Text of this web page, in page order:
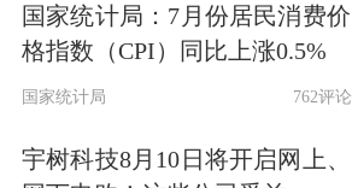
国家统计局：7月份居民消费价
格指数（CPI）同比上涨0.5%
国家统计局 762评论
宇树科技8月10日将开启网上、